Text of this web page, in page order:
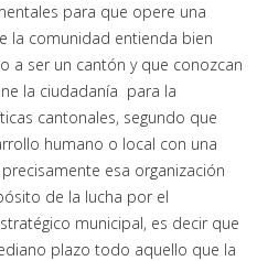
para que opere una
la comunidad entienda bien
a ser un cantón y que conozcan
la ciudadanía para la
cantonales, segundo que
humano o local con una
esa organización
de la lucha por el
municipal, es decir que
plazo todo aquello que la